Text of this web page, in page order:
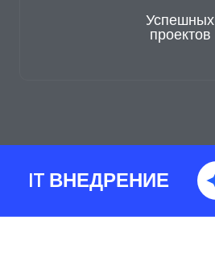
Успешных
проектов
IT ВНЕДРЕНИЕ